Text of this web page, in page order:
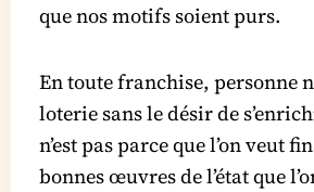
que nos motifs soient purs.
En toute franchise, personne
loterie sans le désir de
n’est pas parce que l’on veut
bonnes œuvres de l’état que